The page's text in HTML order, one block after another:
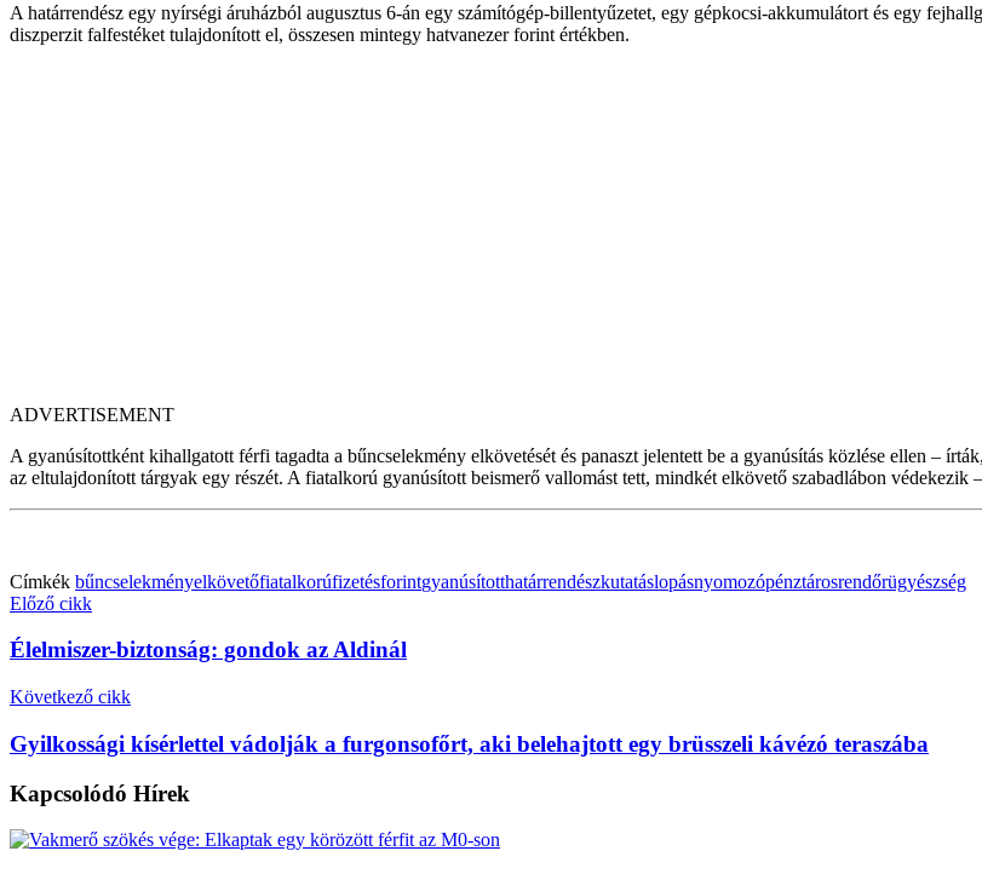
A határrendész egy nyírségi áruházból augusztus 6-án egy számítógép-billentyűzetet, egy gépkocsi-akkumulátort és egy
diszperzit falfestéket tulajdonított el, összesen mintegy hatvanezer forint értékben.
ADVERTISEMENT
A gyanúsítottként kihallgatott férfi tagadta a bűncselekmény elkövetését és panaszt jelentett be a gyanúsítás közlése ellen –
az eltulajdonított tárgyak egy részét. A fiatalkorú gyanúsított beismerő vallomást tett, mindkét elkövető szabadlábon védekezik
Címkék bűncselekményelkövetőfiatalkorúfizetésforintgyanúsítotthatárrendészkutatáslopásnyomozópénztárosrendőrügyészség
Előző cikk
Élelmiszer-biztonság: gondok az Aldinál
Következő cikk
Gyilkossági kísérlettel vádolják a furgonsofőrt, aki belehajtott egy brüsszeli kávézó teraszába
Kapcsolódó Hírek